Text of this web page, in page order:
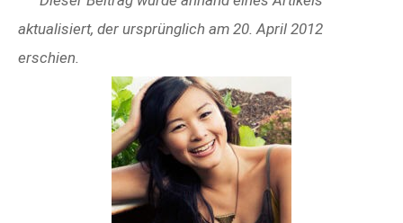
aktualisiert, der ursprünglich am 20. April 2012
erschien.